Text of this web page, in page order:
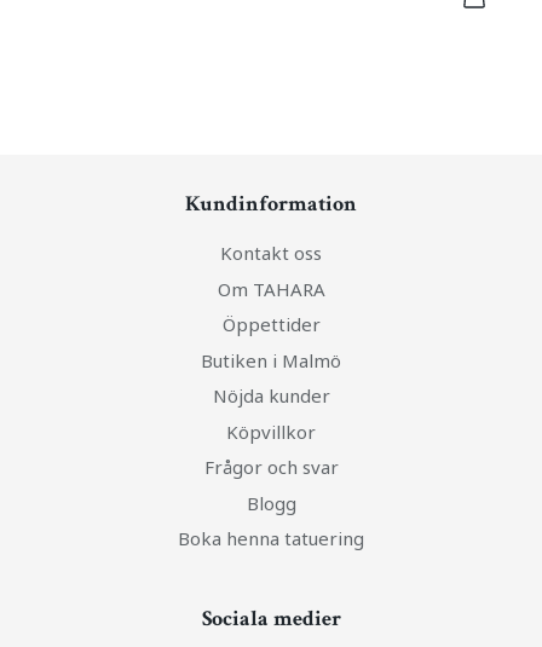
Kundinformation
Kontakt oss
Om TAHARA
Öppettider
Butiken i Malmö
Nöjda kunder
Köpvillkor
Frågor och svar
Blogg
Boka henna tatuering
Sociala medier